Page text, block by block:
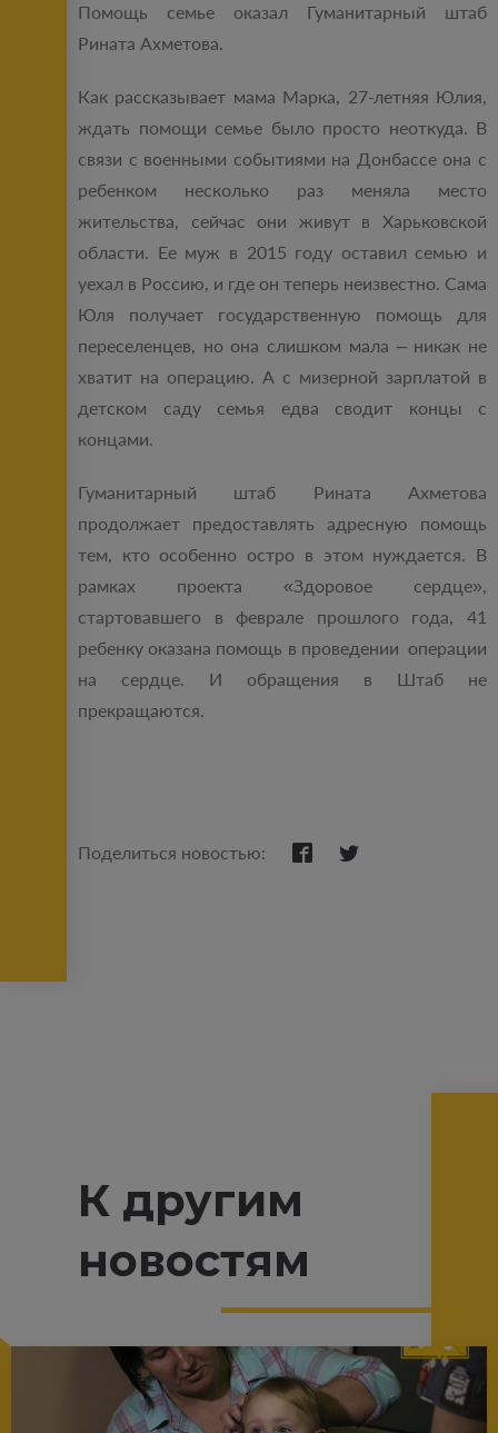
Помощь семье оказал Гуманитарный штаб
Рината Ахметова.
Как рассказывает мама Марка, 27-летняя Юлия,
ждать помощи семье было просто неоткуда. В
связи с военными событиями на Донбассе она с
ребенком несколько раз меняла место
жительства, сейчас они живут в Харьковской
области. Ее муж в 2015 году оставил семью и
уехал в Россию, и где он теперь неизвестно. Сама
Юля получает государственную помощь для
переселенцев, но она слишком мала – никак не
хватит на операцию. А с мизерной зарплатой в
детском саду семья едва сводит концы с
концами.
Гуманитарный штаб Рината Ахметова
продолжает предоставлять адресную помощь
тем, кто особенно остро в этом нуждается. В
рамках проекта «Здоровое сердце»,
стартовавшего в феврале прошлого года, 41
ребенку оказана помощь в проведении операции
на сердце. И обращения в Штаб не
прекращаются.
Поделиться новостью:
К другим
новостям